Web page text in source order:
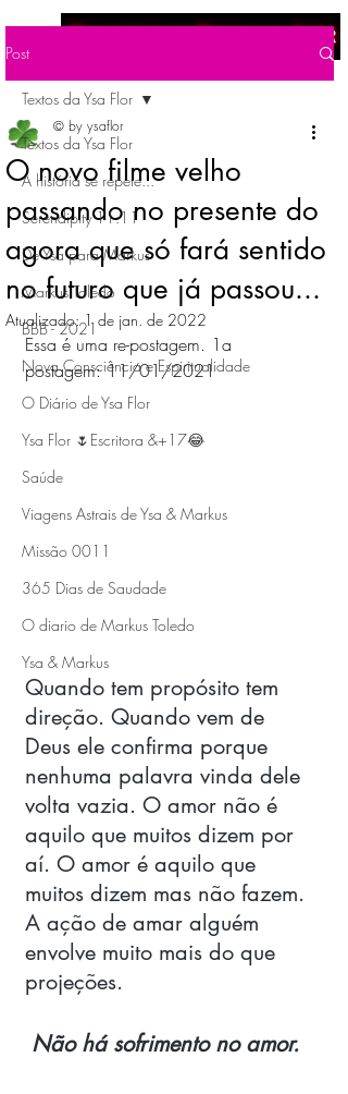
Menu
Post
Textos da Ysa Flor
A história se repete...
Serendipity 11:11
De Ysa para Markus
Markus Toledo
BBB - 2021
Nova Consciência e Espiritualidade
O Diário de Ysa Flor
Ysa Flor 🌷Escritora &+17😂
Saúde
Viagens Astrais de Ysa & Markus
Missão 0011
365 Dias de Saudade
O diario de Markus Toledo
Ysa & Markus
Textos da Ysa Flor
O novo filme velho
passando no presente do
agora que só fará sentido
no futuro que já passou...
© by ysaflor
Atualizado:1 de jan. de 2022
Essa é uma re-postagem. 1a
postagem: 11/01/2021
Quando tem propósito tem
direção. Quando vem de
Deus ele confirma porque
nenhuma palavra vinda dele
volta vazia. O amor não é
aquilo que muitos dizem por
aí. O amor é aquilo que
muitos dizem mas não fazem.
A ação de amar alguém
envolve muito mais do que
projeções.
Não há sofrimento no amor.